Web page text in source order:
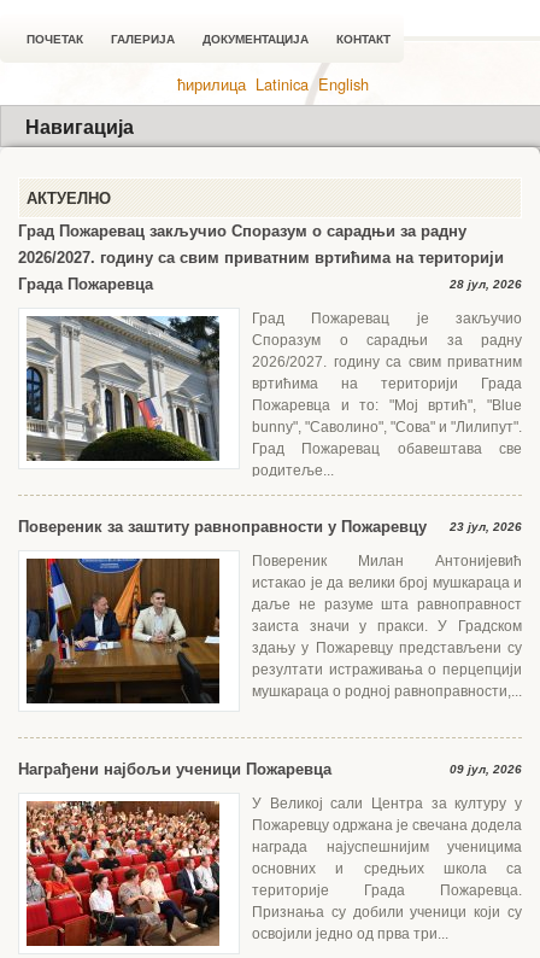
ПОЧЕТАК ГАЛЕРИЈА ДОКУМЕНТАЦИЈА КОНТАКТ
ћирилица Latinica English
Навигација
АКТУЕЛНО
Град Пожаревац закључио Споразум о сарадњи за радну
2026/2027. годину са свим приватним вртићима на територији
Града Пожаревца
28 јул, 2026
Град Пожаревац је закључио
Споразум о сарадњи за радну
2026/2027. годину са свим приватним
вртићима на територији Града
Пожаревца и то: "Мој вртић", "Blue
bunny", "Саволино", "Сова" и "Лилипут".
Град Пожаревац обавештава све
родитеље...
Повереник за заштиту равноправности у Пожаревцу 23 јул, 2026
Повереник Милан Антонијевић
истакао је да велики број мушкараца и
даље не разуме шта равноправност
заиста значи у пракси. У Градском
здању у Пожаревцу представљени су
резултати истраживања о перцепцији
мушкараца о родној равноправности,...
Награђени најбољи ученици Пожаревца 09 јул, 2026
У Великој сали Центра за културу у
Пожаревцу одржана је свечана додела
награда најуспешнијим ученицима
основних и средњих школа са
територије Града Пожаревца.
Признања су добили ученици који су
освојили једно од прва три...